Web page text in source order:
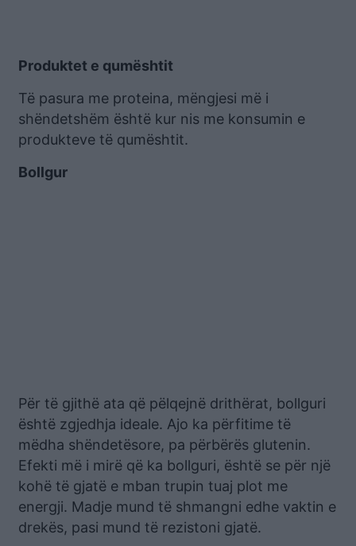
Produktet e qumështit
Të pasura me proteina, mëngjesi më i
shëndetshëm është kur nis me konsumin e
produkteve të qumështit.
Bollgur
Për të gjithë ata që pëlqejnë drithërat, bollguri
është zgjedhja ideale. Ajo ka përfitime të
mëdha shëndetësore, pa përbërës glutenin.
Efekti më i mirë që ka bollguri, është se për një
kohë të gjatë e mban trupin tuaj plot me
energji. Madje mund të shmangni edhe vaktin e
drekës, pasi mund të rezistoni gjatë.